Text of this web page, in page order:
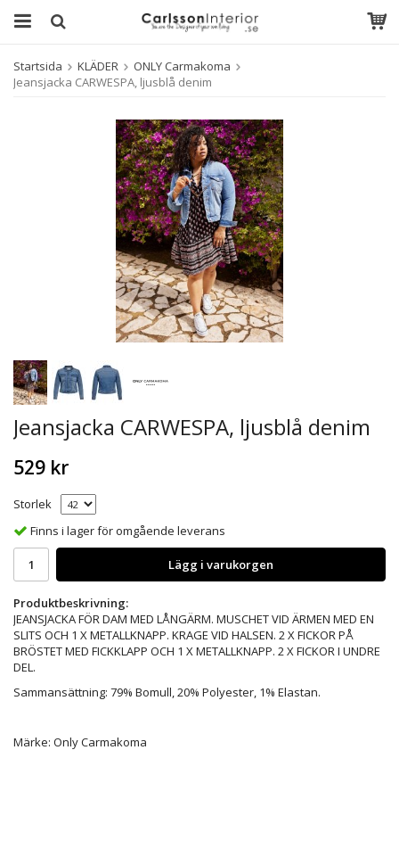
Startsida KLÄDER
ONLY Carmakoma
Jeansjacka CARWESPA, ljusblå denim
Jeansjacka CARWESPA, ljusblå denim
529 kr
Storlek
Finns i lager för omgående leverans
Lägg i varukorgen
Produktbeskrivning:
JEANSJACKA FÖR DAM MED LÅNGÄRM. MUSCHET VID ÄRMEN MED EN
SLITS OCH 1 X METALLKNAPP. KRAGE VID HALSEN. 2 X FICKOR PÅ
BRÖSTET MED FICKKLAPP OCH 1 X METALLKNAPP. 2 X FICKOR I UNDRE
DEL.
Sammansättning: 79% Bomull, 20% Polyester, 1% Elastan.
Märke: Only Carmakoma